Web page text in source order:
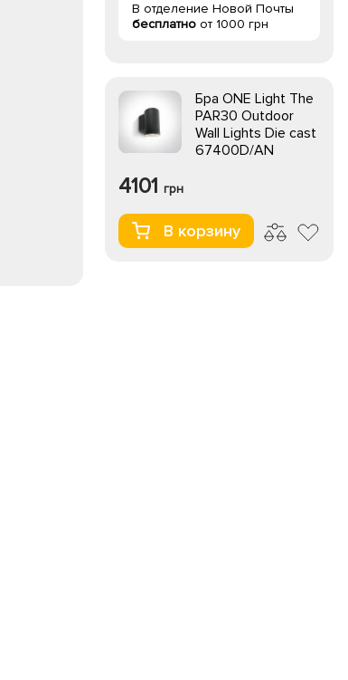
В отделение Новой Почты
бесплатно от 1000 грн
Бра ONE Light The
PAR30 Outdoor
Wall Lights Die cast
67400D/AN
4101 грн
В корзину